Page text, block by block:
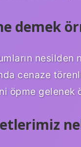
demek
nesilden
cenaze
öpme gelenek